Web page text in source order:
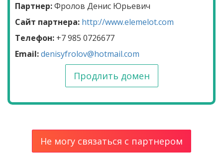
Партнер:Фролов Денис Юрьевич
Сайт партнера: http://www.elemelot.com
Телефон: +7 985 0726677
Email:denisyfrolov@hotmail.com
Продлить домен
Не могу связаться с партнером